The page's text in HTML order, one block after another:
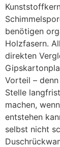
benötigen
Holzfasern.
direkten
Vorteil –
Stelle
machen,
entstehen
selbst nicht